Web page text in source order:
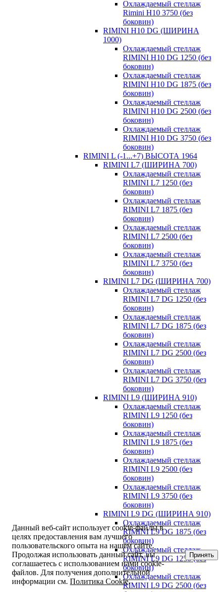
Охлаждаемый стеллаж
Rimini H10 3750 (без
боковин)
RIMINI H10 DG (ШИРИНА
1000)
Охлаждаемый стеллаж
RIMINI H10 DG 1250 (без
боковин)
Охлаждаемый стеллаж
RIMINI H10 DG 1875 (без
боковин)
Охлаждаемый стеллаж
RIMINI H10 DG 2500 (без
боковин)
Охлаждаемый стеллаж
RIMINI H10 DG 3750 (без
боковин)
RIMINI L (-1...+7) ВЫСОТА 1964
RIMINI L7 (ШИРИНА 700)
Охлаждаемый стеллаж
RIMINI L7 1250 (без
боковин)
Охлаждаемый стеллаж
RIMINI L7 1875 (без
боковин)
Охлаждаемый стеллаж
RIMINI L7 2500 (без
боковин)
Охлаждаемый стеллаж
RIMINI L7 3750 (без
боковин)
RIMINI L7 DG (ШИРИНА 700)
Охлаждаемый стеллаж
RIMINI L7 DG 1250 (без
боковин)
Охлаждаемый стеллаж
RIMINI L7 DG 1875 (без
боковин)
Охлаждаемый стеллаж
RIMINI L7 DG 2500 (без
боковин)
Охлаждаемый стеллаж
RIMINI L7 DG 3750 (без
боковин)
RIMINI L9 (ШИРИНА 910)
Охлаждаемый стеллаж
RIMINI L9 1250 (без
боковин)
Охлаждаемый стеллаж
RIMINI L9 1875 (без
боковин)
Охлаждаемый стеллаж
RIMINI L9 2500 (без
боковин)
Охлаждаемый стеллаж
RIMINI L9 3750 (без
боковин)
RIMINI L9 DG (ШИРИНА 910)
Охлаждаемый стеллаж
RIMINI L9 DG 1875 (без
боковин)
Охлаждаемый стеллаж
RIMINI L9 DG 1250 (без
боковин)
Охлаждаемый стеллаж
RIMINI L9 DG 2500 (без
Данный веб-сайт использует cookie-файлы в
целях предоставления вам лучшего
пользовательского опыта на нашем сайте.
Продолжая использовать данный сайт, вы
соглашаетесь с использованием нами cookie-
файлов. Для получения дополнительной
информации см.Политика Cookie.
Принять